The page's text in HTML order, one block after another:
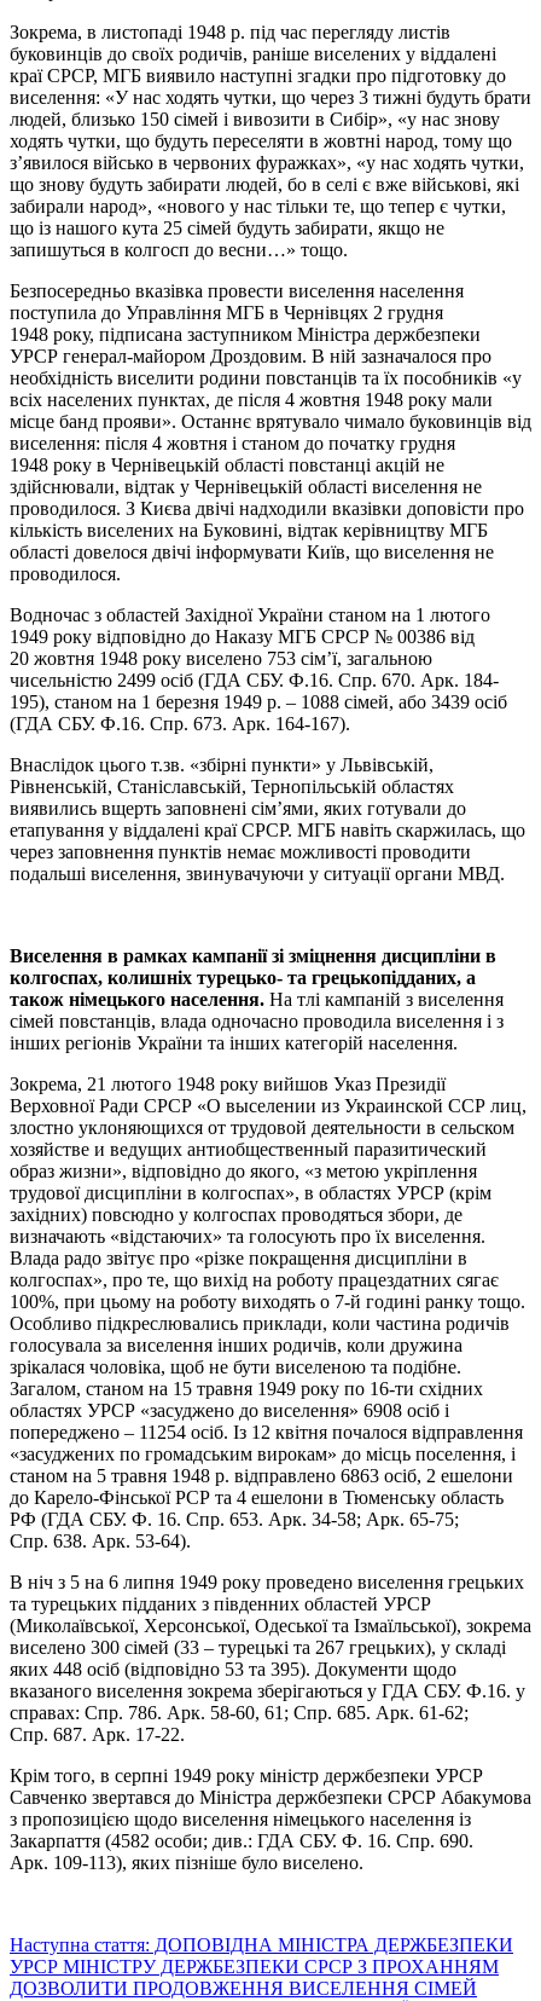
Зокрема, в листопаді 1948 р. під час перегляду листів
буковинців до своїх родичів, раніше виселених у віддалені
краї СРСР, МГБ виявило наступні згадки про підготовку до
виселення: «У нас ходять чутки, що через 3 тижні будуть брати
людей, близько 150 сімей і вивозити в Сибір», «у нас знову
ходять чутки, що будуть переселяти в жовтні народ, тому що
з’явилося військо в червоних фуражках», «у нас ходять чутки,
що знову будуть забирати людей, бо в селі є вже військові, які
забирали народ», «нового у нас тільки те, що тепер є чутки,
що із нашого кута 25 сімей будуть забирати, якщо не
запишуться в колгосп до весни…» тощо.
Безпосередньо вказівка провести виселення населення
поступила до Управління МГБ в Чернівцях 2 грудня
1948 року, підписана заступником Міністра держбезпеки
УРСР генерал-майором Дроздовим. В ній зазначалося про
необхідність виселити родини повстанців та їх пособників «у
всіх населених пунктах, де після 4 жовтня 1948 року мали
місце банд прояви». Останнє врятувало чимало буковинців від
виселення: після 4 жовтня і станом до початку грудня
1948 року в Чернівецькій області повстанці акцій не
здійснювали, відтак у Чернівецькій області виселення не
проводилося. З Києва двічі надходили вказівки доповісти про
кількість виселених на Буковині, відтак керівництву МГБ
області довелося двічі інформувати Київ, що виселення не
проводилося.
Водночас з областей Західної України станом на 1 лютого
1949 року відповідно до Наказу МГБ СРСР № 00386 від
20 жовтня 1948 року виселено 753 сім’ї, загальною
чисельністю 2499 осіб (ГДА СБУ. Ф.16. Спр. 670. Арк. 184-
195), станом на 1 березня 1949 р. – 1088 сімей, або 3439 осіб
(ГДА СБУ. Ф.16. Спр. 673. Арк. 164-167).
Внаслідок цього т.зв. «збірні пункти» у Львівській,
Рівненській, Станіславській, Тернопільській областях
виявились вщерть заповнені сім’ями, яких готували до
етапування у віддалені краї СРСР. МГБ навіть скаржилась, що
через заповнення пунктів немає можливості проводити
подальші виселення, звинувачуючи у ситуації органи МВД.
Виселення в рамках кампанії зі зміцнення дисципліни в
колгоспах, колишніх турецько- та грецькопідданих, а
також німецького населення. На тлі кампаній з виселення
сімей повстанців, влада одночасно проводила виселення і з
інших регіонів України та інших категорій населення.
Зокрема, 21 лютого 1948 року вийшов Указ Президії
Верховної Ради СРСР «О выселении из Украинской ССР лиц,
злостно уклоняющихся от трудовой деятельности в сельском
хозяйстве и ведущих антиобщественный паразитический
образ жизни», відповідно до якого, «з метою укріплення
трудової дисципліни в колгоспах», в областях УРСР (крім
західних) повсюдно у колгоспах проводяться збори, де
визначають «відстаючих» та голосують про їх виселення.
Влада радо звітує про «різке покращення дисципліни в
колгоспах», про те, що вихід на роботу працездатних сягає
100%, при цьому на роботу виходять о 7-й годині ранку тощо.
Особливо підкреслювались приклади, коли частина родичів
голосувала за виселення інших родичів, коли дружина
зрікалася чоловіка, щоб не бути виселеною та подібне.
Загалом, станом на 15 травня 1949 року по 16-ти східних
областях УРСР «засуджено до виселення» 6908 осіб і
попереджено – 11254 осіб. Із 12 квітня почалося відправлення
«засуджених по громадським вирокам» до місць поселення, і
станом на 5 травня 1948 р. відправлено 6863 осіб, 2 ешелони
до Карело-Фінської РСР та 4 ешелони в Тюменську область
РФ (ГДА СБУ. Ф. 16. Спр. 653. Арк. 34-58; Арк. 65-75;
Спр. 638. Арк. 53-64).
В ніч з 5 на 6 липня 1949 року проведено виселення грецьких
та турецьких підданих з південних областей УРСР
(Миколаївської, Херсонської, Одеської та Ізмаїльської), зокрема
виселено 300 сімей (33 – турецькі та 267 грецьких), у складі
яких 448 осіб (відповідно 53 та 395). Документи щодо
вказаного виселення зокрема зберігаються у ГДА СБУ. Ф.16. у
справах: Спр. 786. Арк. 58-60, 61; Спр. 685. Арк. 61-62;
Спр. 687. Арк. 17-22.
Крім того, в серпні 1949 року міністр держбезпеки УРСР
Савченко звертався до Міністра держбезпеки СРСР Абакумова
з пропозицією щодо виселення німецького населення із
Закарпаття (4582 особи; див.: ГДА СБУ. Ф. 16. Спр. 690.
Арк. 109-113), яких пізніше було виселено.
Наступна стаття: ДОПОВІДНА МІНІСТРА ДЕРЖБЕЗПЕКИ
УРСР МІНІСТРУ ДЕРЖБЕЗПЕКИ СРСР З ПРОХАННЯМ
ДОЗВОЛИТИ ПРОДОВЖЕННЯ ВИСЕЛЕННЯ СІМЕЙ